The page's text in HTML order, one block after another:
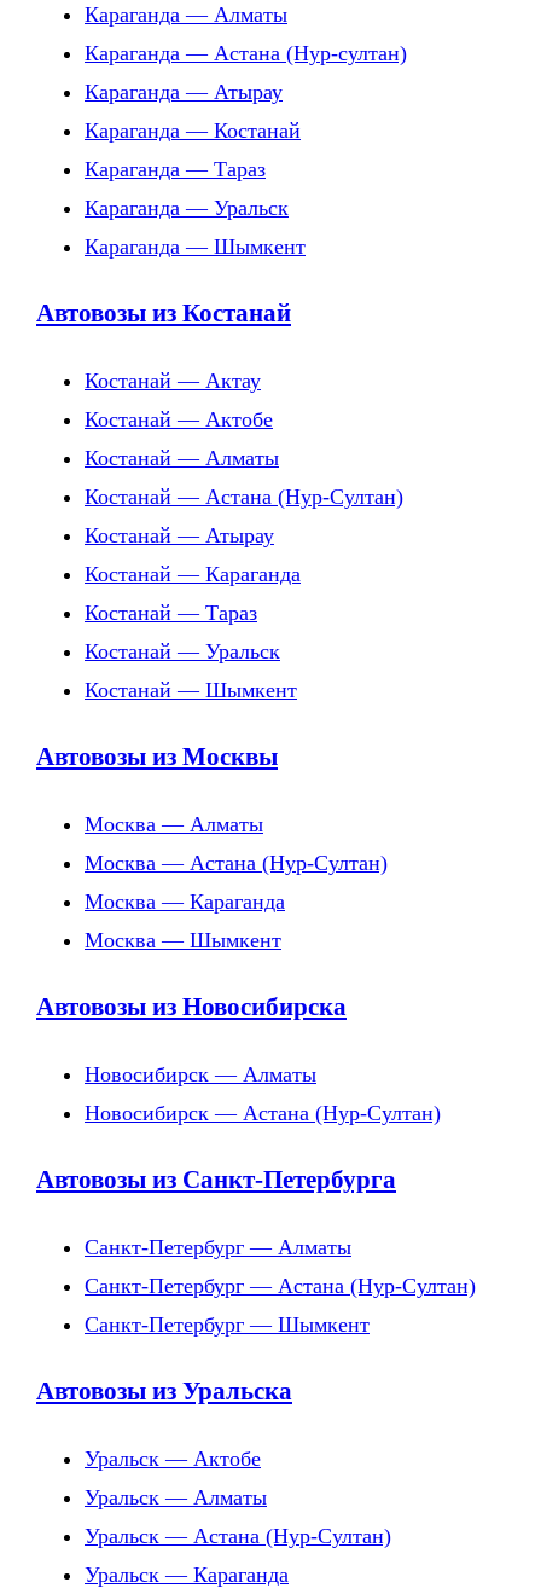
Караганда — Алматы
Караганда — Астана (Нур-султан)
Караганда — Атырау
Караганда — Костанай
Караганда — Тараз
Караганда — Уральск
Караганда — Шымкент
Автовозы из Костанай
Костанай — Актау
Костанай — Актобе
Костанай — Алматы
Костанай — Астана (Нур-Султан)
Костанай — Атырау
Костанай — Караганда
Костанай — Тараз
Костанай — Уральск
Костанай — Шымкент
Автовозы из Москвы
Москва — Алматы
Москва — Астана (Нур-Султан)
Москва — Караганда
Москва — Шымкент
Автовозы из Новосибирска
Новосибирск — Алматы
Новосибирск — Астана (Нур-Султан)
Автовозы из Санкт-Петербурга
Санкт-Петербург — Алматы
Санкт-Петербург — Астана (Нур-Султан)
Санкт-Петербург — Шымкент
Автовозы из Уральска
Уральск — Актобе
Уральск — Алматы
Уральск — Астана (Нур-Султан)
Уральск — Караганда